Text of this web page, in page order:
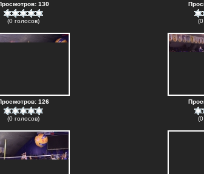
130
(0 голосов)
126
(0 голосов)